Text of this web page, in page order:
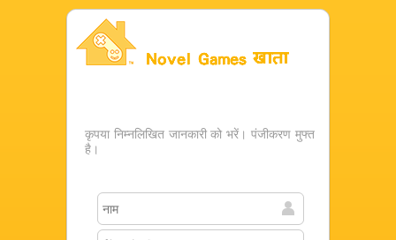
कृपया निम्नलिखित जानकारी को भरें। पंजीकरण मुफ्त
है।